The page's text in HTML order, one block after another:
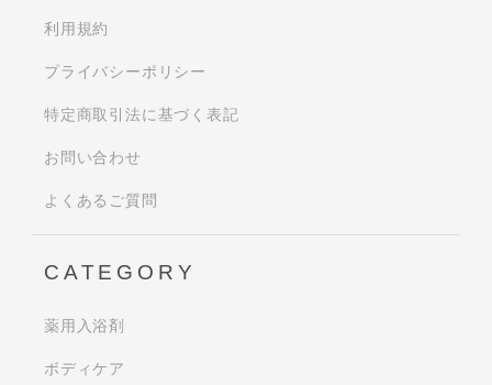
利用規約
プライバシーポリシー
特定商取引法に基づく表記
お問い合わせ
よくあるご質問
CATEGORY
薬用入浴剤
ボディケア